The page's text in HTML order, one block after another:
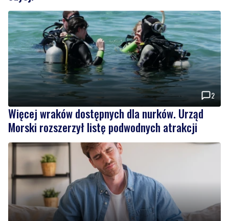
2
Więcej wraków dostępnych dla nurków. Urząd
Morski rozszerzył listę podwodnych atrakcji